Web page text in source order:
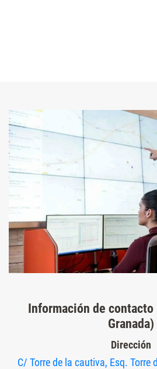
Información de contacto
Granada)
Dirección
C/ Torre de la cautiva, Esq. Torre